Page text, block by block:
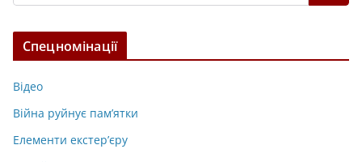
Спецномінації
Відео
Війна руйнує пам’ятки
Елементи екстер’єру